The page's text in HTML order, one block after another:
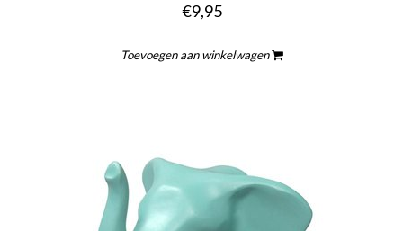
€9,95
Toevoegen aan winkelwagen